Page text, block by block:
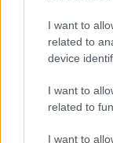
I want to
related to
device
I want to
related to
I want to